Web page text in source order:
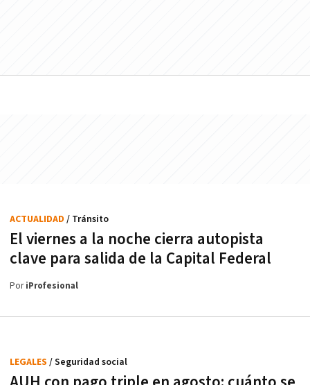
El viernes a la noche cierra autopista
clave para salida de la Capital Federal
ACTUALIDAD / Tránsito
PoriProfesional
LEGALES / Seguridad social